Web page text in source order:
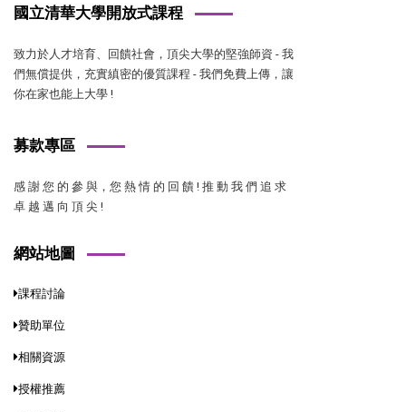
國立清華大學開放式課程
致力於人才培育、回饋社會，頂尖大學的堅強師資 - 我
們無償提供，充實縝密的優質課程 - 我們免費上傳，讓
你在家也能上大學 !
募款專區
感 謝 您 的 參 與，您 熱 情 的 回 饋 ! 推 動 我 們 追 求
卓 越 邁 向 頂 尖 !
網站地圖
課程討論
贊助單位
相關資源
授權推薦